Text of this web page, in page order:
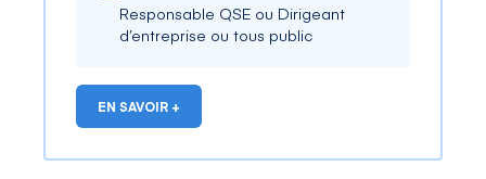
Responsable QSE ou Dirigeant
d’entreprise ou tous public
EN SAVOIR +